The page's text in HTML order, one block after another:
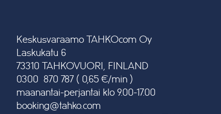
Keskusvaraamo TAHKOcom Oy
Laskukatu 6
73310 TAHKOVUORI, FINLAND
0300 870 787 ( 0,65 €/min )
maanantai-perjantai klo 9.00-17.00
booking@tahko.com